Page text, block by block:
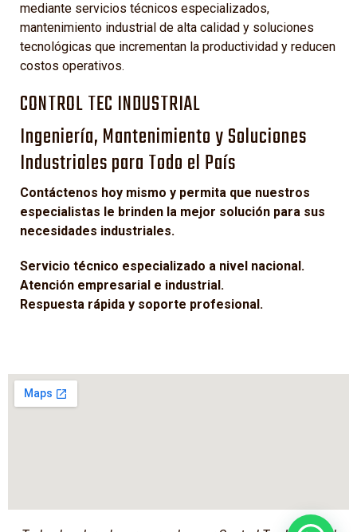
mediante servicios técnicos especializados,
mantenimiento industrial de alta calidad y soluciones
tecnológicas que incrementan la productividad y reducen
costos operativos.
CONTROL TEC INDUSTRIAL
Ingeniería, Mantenimiento y Soluciones
Industriales para Todo el País
Contáctenos hoy mismo y permita que nuestros
especialistas le brinden la mejor solución para sus
necesidades industriales.
Servicio técnico especializado a nivel nacional.
Atención empresarial e industrial.
Respuesta rápida y soporte profesional.